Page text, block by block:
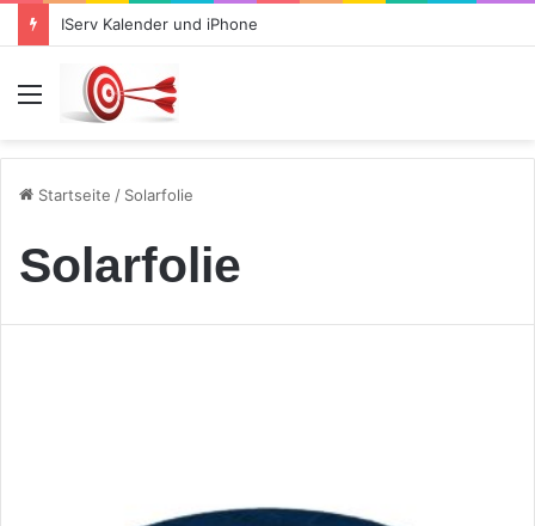
IServ Kalender und iPhone
Menü
Startseite / Solarfolie
Solarfolie